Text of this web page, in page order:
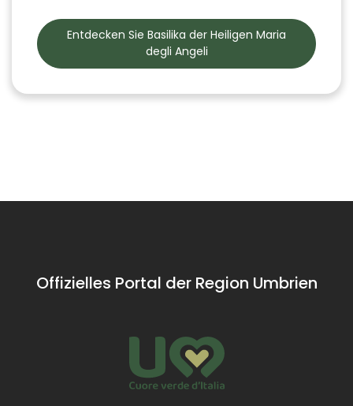
Entdecken Sie Basilika der Heiligen Maria
degli Angeli
Offizielles Portal der Region Umbrien